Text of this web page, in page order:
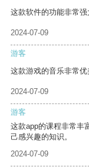
这款软件的功能非常强
2024-07-09
游客
这款游戏的音乐非常优
2024-07-09
游客
这款app的课程非常丰
己感兴趣的知识。
2024-07-09